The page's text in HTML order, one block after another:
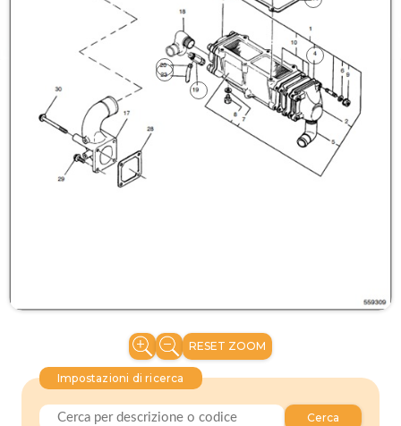
RESET ZOOM
Cerca
Impostazioni di ricerca